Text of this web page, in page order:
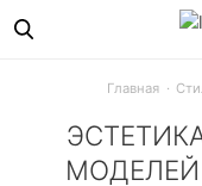
Главная
МОДЕЛЕЙ